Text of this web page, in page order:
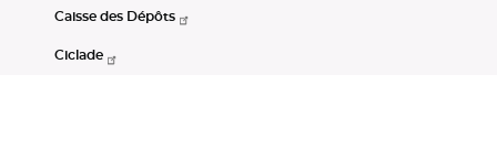
Caisse des Dépôts
Ciclade